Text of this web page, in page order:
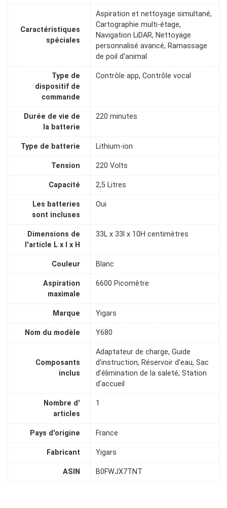
Caractéristiques
spéciales
Aspiration et nettoyage simultané,
Cartographie multi-étage,
Navigation LiDAR, Nettoyage
personnalisé avancé, Ramassage
de poil d'animal
Type de
dispositif de
commande
Contrôle app, Contrôle vocal
Durée de vie de
la batterie
220 minutes
Type de batterie Lithium-ion
Tension 220 Volts
Capacité 2,5 Litres
Les batteries
sont incluses
Oui
Dimensions de
l'article L x l x H
33L x 33l x 10H centimètres
Couleur Blanc
Aspiration
maximale
6600 Picomètre
Marque Yigars
Nom du modèle Y680
Composants
inclus
Adaptateur de charge, Guide
d'instruction, Réservoir d'eau, Sac
d'élimination de la saleté, Station
d'accueil
Nombre d'
articles
1
Pays d'origine France
Fabricant Yigars
ASIN B0FWJX7TNT